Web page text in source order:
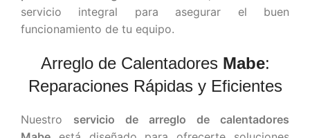
servicio integral para asegurar el buen
funcionamiento de tu equipo.
Arreglo de Calentadores Mabe:
Reparaciones Rápidas y Eficientes
Nuestro servicio de arreglo de calentadores